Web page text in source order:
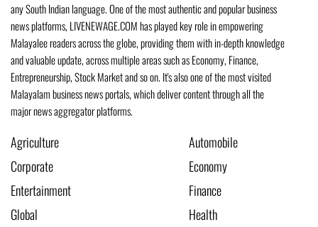
any South Indian language. One of the most authentic and popular business
news platforms, LIVENEWAGE.COM has played key role in empowering
Malayalee readers across the globe, providing them with in-depth knowledge
and valuable update, across multiple areas such as Economy, Finance,
Entrepreneurship, Stock Market and so on. It's also one of the most visited
Malayalam business news portals, which deliver content through all the
major news aggregator platforms.
Agriculture
Automobile
Corporate
Economy
Entertainment
Finance
Global
Health